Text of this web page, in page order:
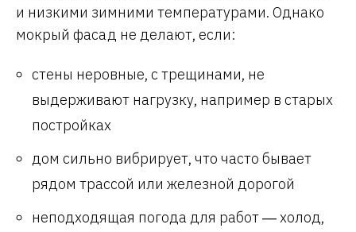
и низкими зимними температурами. Однако
мокрый фасад не делают, если:
стены неровные, с трещинами, не
выдерживают нагрузку, например в старых
постройках
дом сильно вибрирует, что часто бывает
рядом трассой или железной дорогой
неподходящая погода для работ ― холод,